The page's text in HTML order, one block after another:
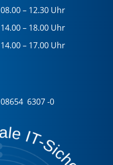
08.00 – 12.30 Uhr
14.00 – 18.00 Uhr
14.00 – 17.00 Uhr
08654 6307 -0